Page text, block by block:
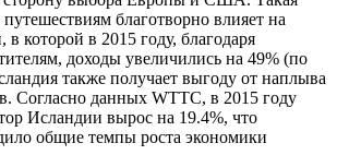
благотворно влияет на
которой в 2015 году, благодаря
доходы увеличились на 49% (по
также получает выгоду от наплыва
Согласно данных WTTC, в 2015 году
Исландии вырос на 19.4%, что
общие темпы роста экономики